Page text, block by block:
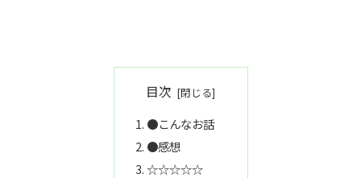
目次
●こんなお話
●感想
☆☆☆☆☆